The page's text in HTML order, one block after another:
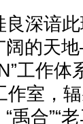
深谙
阔的天
工作
室，
禹合”“